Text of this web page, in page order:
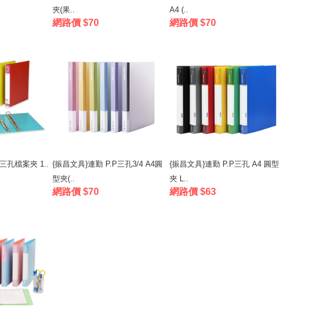
夾(果..
網路價 $70
A4 (..
網路價 $70
孔檔案夾 1.. {振昌文具}連勤 P.P三孔3/4 A4圓
型夾(..
網路價 $70
{振昌文具}連勤 P.P三孔 A4 圓型
夾 L..
網路價 $63